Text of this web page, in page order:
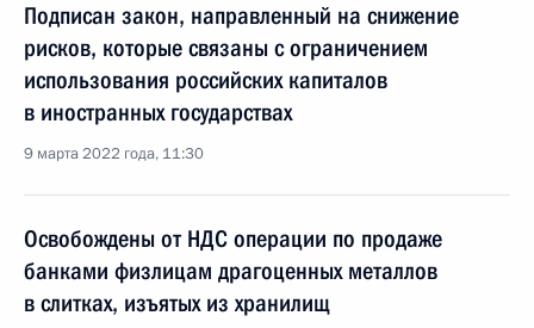
Подписан закон, направленный на снижение
рисков, которые связаны с ограничением
использования российских капиталов
в иностранных государствах
9 марта 2022 года, 11:30
Освобождены от НДС операции по продаже
банками физлицам драгоценных металлов
в слитках, изъятых из хранилищ